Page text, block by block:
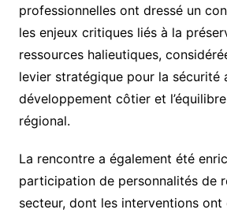
professionnelles ont dressé un
les enjeux critiques liés à la
ressources halieutiques,
levier stratégique pour la sécurité
développement côtier et
régional.
La rencontre a également été
participation de personnalités de
secteur, dont les interventions ont